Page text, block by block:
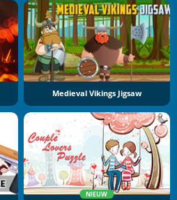
Medieval Vikings Jigsaw
NIEUW